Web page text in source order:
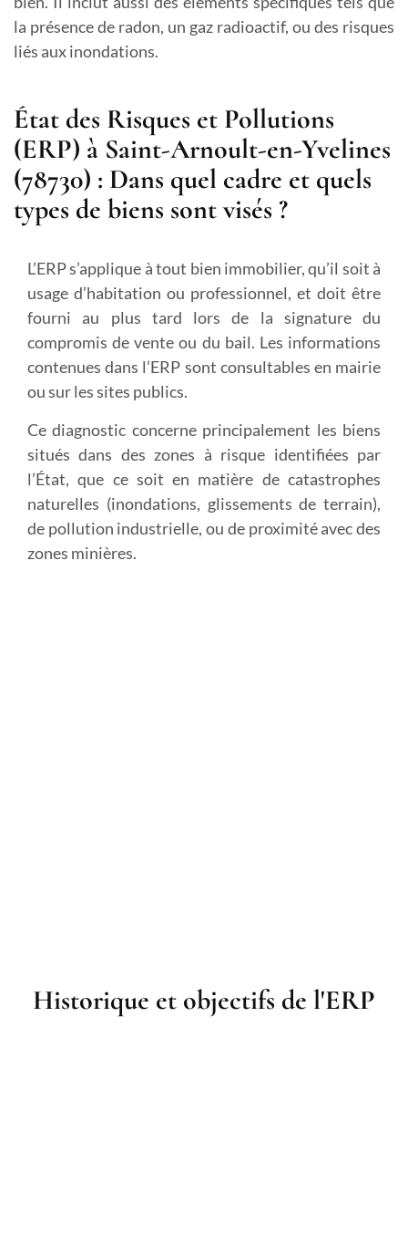
la présence de radon, un gaz radioactif, ou des risques
liés aux inondations.
État des Risques et Pollutions
(ERP) à Saint-Arnoult-en-Yvelines
(78730) : Dans quel cadre et quels
types de biens sont visés ?
L’ERP s’applique à tout bien immobilier, qu’il soit à
usage d’habitation ou professionnel, et doit être
fourni au plus tard lors de la signature du
compromis de vente ou du bail. Les informations
contenues dans l’ERP sont consultables en mairie
ou sur les sites publics.
Ce diagnostic concerne principalement les biens
situés dans des zones à risque identifiées par
l’État, que ce soit en matière de catastrophes
naturelles (inondations, glissements de terrain),
de pollution industrielle, ou de proximité avec des
zones minières.
Historique et objectifs de l'ERP